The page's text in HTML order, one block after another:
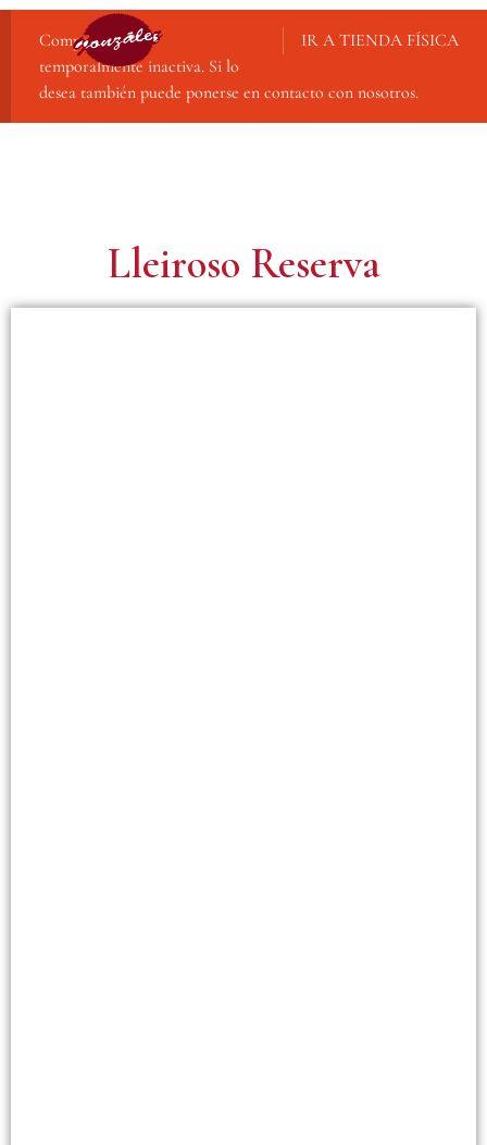
IR A TIENDA FÍSICA
Compra online
temporalmente inactiva. Si lo
desea también puede ponerse en contacto con nosotros.
Lleiroso Reserva